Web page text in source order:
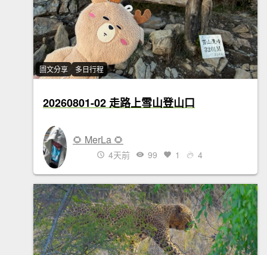
圖文分享 多日行程
20260801-02 走路上雪山登山口
🌻 MerLa 🌻
4天前 99 1 4